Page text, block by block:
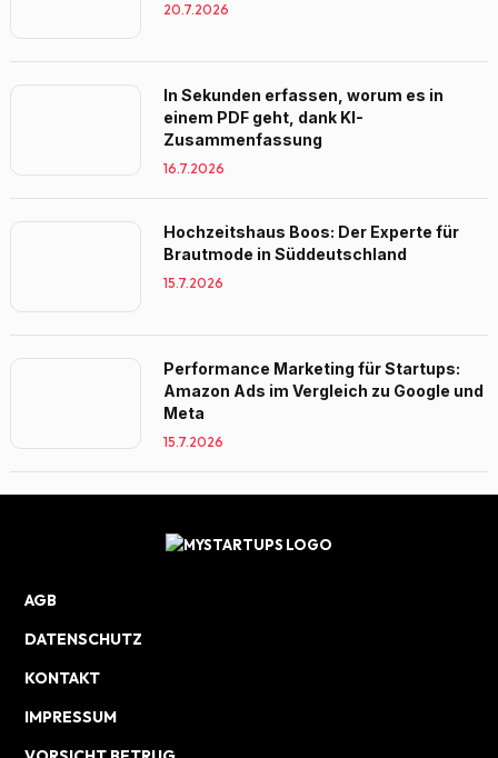
20.7.2026
In Sekunden erfassen, worum es in
einem PDF geht, dank KI-
Zusammenfassung
16.7.2026
Hochzeitshaus Boos: Der Experte für
Brautmode in Süddeutschland
15.7.2026
Performance Marketing für Startups:
Amazon Ads im Vergleich zu Google und
Meta
15.7.2026
AGB
DATENSCHUTZ
KONTAKT
IMPRESSUM